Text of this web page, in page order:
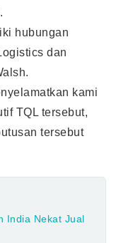
hubungan
dan
kami
TQL tersebut,
tersebut
India Nekat Jual